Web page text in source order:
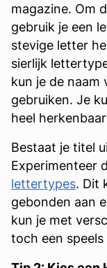
magazine. Om
gebruik je een
stevige letter
sierlijk
kun je de naam
gebruiken. Je
heel
Bestaat je titel
Experimenteer
lettertypes. Dit
gebonden aan
kun je met
toch een